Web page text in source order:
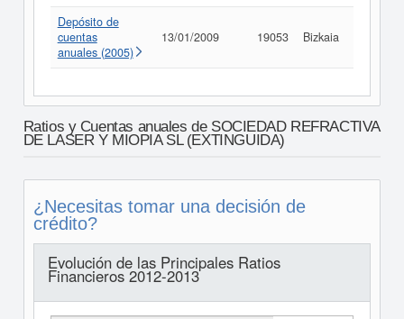
Depósito de
cuentas
anuales (2005)
13/01/2009 19053 Bizkaia
Ratios y Cuentas anuales de SOCIEDAD REFRACTIVA
DE LASER Y MIOPIA SL (EXTINGUIDA)
¿Necesitas tomar una decisión de
crédito?
Evolución de las Principales Ratios
Financieros 2012-2013